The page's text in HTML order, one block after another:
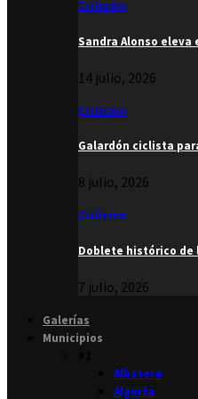
Ciclismo
Sandra Alonso
14 julio, 2026
Ciclismo
Galardón ciclista
8 julio, 2026
Ciclismo
Doblete histórico de
7 julio, 2026
Galerías
Municipios
Albatera
Algorfa